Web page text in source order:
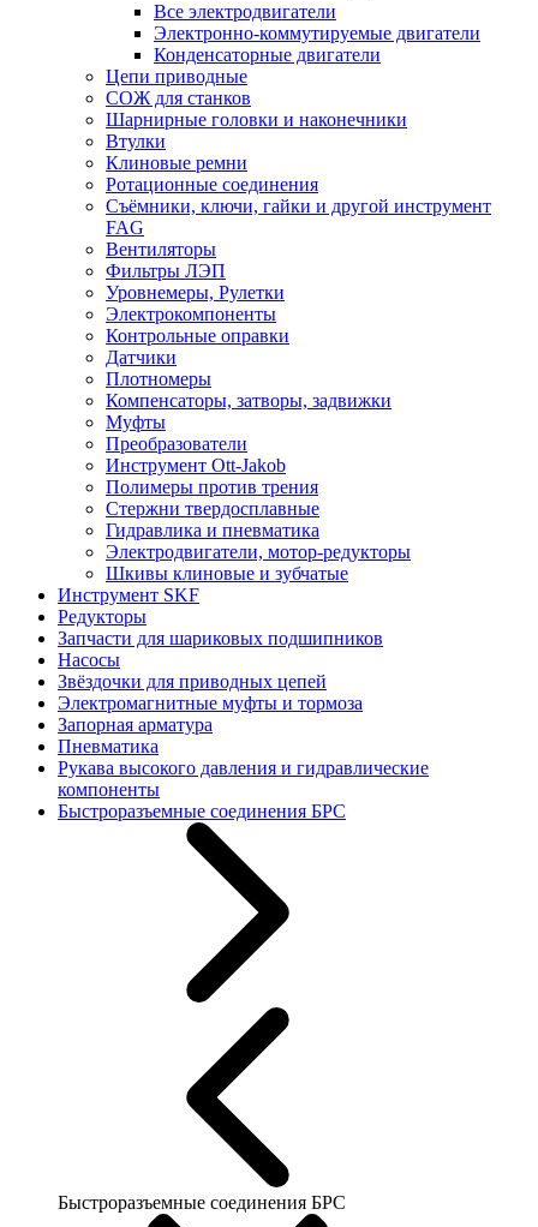
Все электродвигатели
Электронно-коммутируемые двигатели
Конденсаторные двигатели
Цепи приводные
СОЖ для станков
Шарнирные головки и наконечники
Втулки
Клиновые ремни
Ротационные соединения
Съёмники, ключи, гайки и другой инструмент
FAG
Вентиляторы
Фильтры ЛЭП
Уровнемеры, Рулетки
Электрокомпоненты
Контрольные оправки
Датчики
Плотномеры
Компенсаторы, затворы, задвижки
Муфты
Преобразователи
Инструмент Ott-Jakob
Полимеры против трения
Стержни твердосплавные
Гидравлика и пневматика
Электродвигатели, мотор-редукторы
Шкивы клиновые и зубчатые
Инструмент SKF
Редукторы
Запчасти для шариковых подшипников
Насосы
Звёздочки для приводных цепей
Электромагнитные муфты и тормоза
Запорная арматура
Пневматика
Рукава высокого давления и гидравлические
компоненты
Быстроразъемные соединения БРС
Быстроразъемные соединения БРС